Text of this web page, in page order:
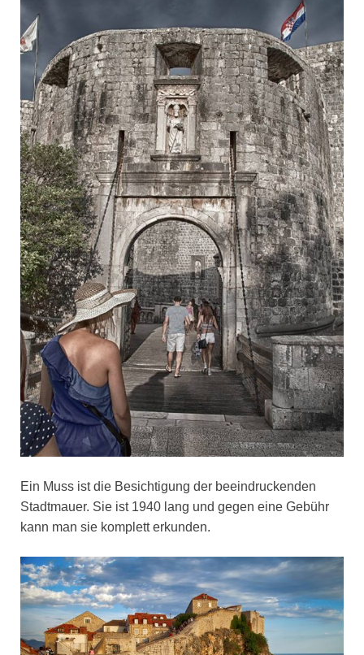
Ein Muss ist die Besichtigung der beeindruckenden
Stadtmauer. Sie ist 1940 lang und gegen eine Gebühr
kann man sie komplett erkunden.